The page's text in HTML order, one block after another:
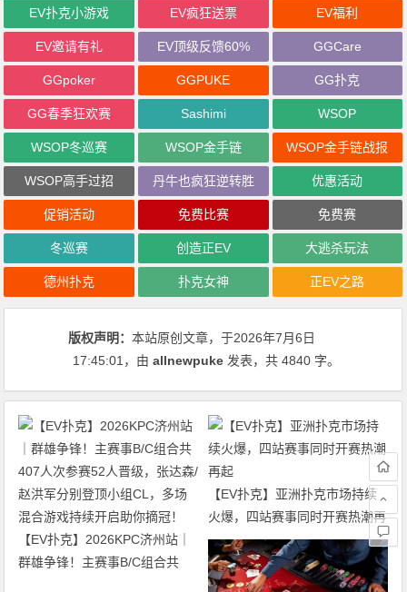
EV扑克小游戏 EV疯狂送票 EV福利
EV邀请有礼 EV顶级反馈60% GGCare
GGpoker GGPUKE GG扑克
GG春季狂欢赛 Sashimi WSOP
WSOP冬巡赛 WSOP金手链 WSOP金手链战报
WSOP高手过招 丹牛也疯狂逆转胜 优惠活动
促销活动 免费比赛 免费赛
冬巡赛 创造正EV 大逃杀玩法
德州扑克 扑克女神 正EV之路
版权声明：本站原创文章，于2026年7月6日
17:45:01 ，由allnewpuke 发表，共 4840 字。
【EV扑克】2026KPC济州站｜
群雄争锋！主赛事B/C组合共
【EV扑克】亚洲扑克市场持续
火爆，四站赛事同时开赛热潮再
起